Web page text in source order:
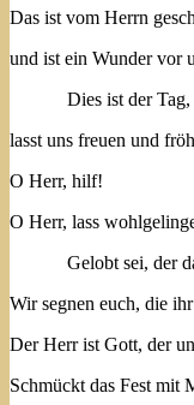
Das ist vom Herrn
und ist ein Wunder vor
Dies ist der Tag,
lasst uns freuen und
O Herr, hilf!
O Herr, lass
Gelobt sei, der da
Wir segnen euch, die
Der Herr ist Gott, der
Schmückt das Fest mit